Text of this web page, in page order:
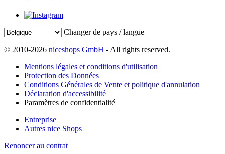
Changer de pays / langue
© 2010-2026 niceshops GmbH - All rights reserved.
Mentions légales et conditions d'utilisation
Protection des Données
Conditions Générales de Vente et politique d'annulation
Déclaration d'accessibilité
Paramètres de confidentialité
Entreprise
Autres nice Shops
Renoncer au contrat